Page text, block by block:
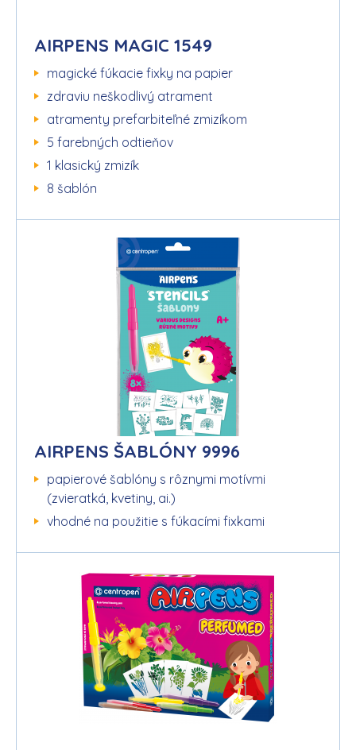
AIRPENS MAGIC 1549
magické fúkacie fixky na papier
zdraviu neškodlivý atrament
atramenty prefarbiteľné zmizíkom
5 farebných odtieňov
1 klasický zmizík
8 šablón
AIRPENS ŠABLÓNY 9996
papierové šablóny s rôznymi motívmi
(zvieratká, kvetiny, ai.)
vhodné na použitie s fúkacími fixkami